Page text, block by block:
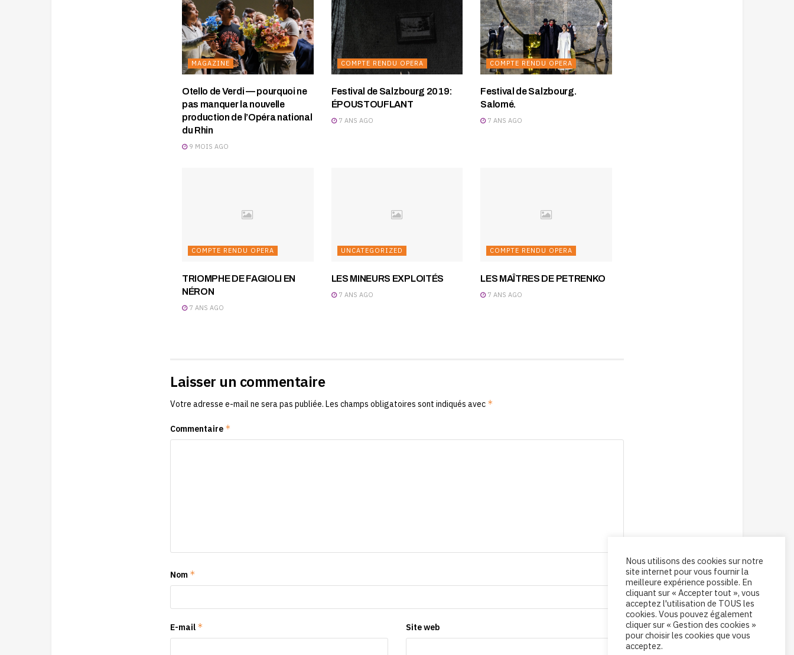
MAGAZINE
Otello de Verdi — pourquoi ne
pas manquer la nouvelle
production de l’Opéra national
du Rhin
9 MOIS AGO
COMPTE RENDU OPERA
Festival de Salzbourg 2019:
ÉPOUSTOUFLANT
7 ANS AGO
COMPTE RENDU OPERA
Festival de Salzbourg.
Salomé.
7 ANS AGO
COMPTE RENDU OPERA
TRIOMPHE DE FAGIOLI EN
NÉRON
7 ANS AGO
UNCATEGORIZED
LES MINEURS EXPLOITÉS
7 ANS AGO
COMPTE RENDU OPERA
LES MAÎTRES DE PETRENKO
7 ANS AGO
Laisser un commentaire
Votre adresse e-mail ne sera pas publiée. Les champs obligatoires sont indiqués avec *
Commentaire *
Nom *
E-mail * Site web
Nous utilisons des cookies sur notre
site internet pour vous fournir la
meilleure expérience possible. En
cliquant sur « Accepter tout », vous
acceptez l'utilisation de TOUS les
cookies. Vous pouvez également
cliquer sur « Gestion des cookies »
pour choisir les cookies que vous
acceptez.